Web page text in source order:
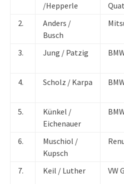
/Hepperle
2.
Anders /
Busch
3. Jung / Patzig
4.
Scholz / Karpa
5.
Künkel /
Eichenauer
6.
Muschiol /
Kupsch
7.
Keil / Luther VW